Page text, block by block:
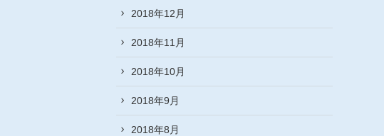
2018年12月
2018年11月
2018年10月
2018年9月
2018年8月